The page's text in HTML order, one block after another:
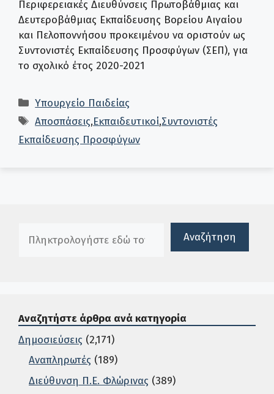
Περιφερειακές Διευθύνσεις Πρωτοβάθμιας και
Δευτεροβάθμιας Εκπαίδευσης Βορείου Αιγαίου
και Πελοποννήσου προκειμένου να οριστούν ως
Συντονιστές Εκπαίδευσης Προσφύγων (ΣΕΠ), για
το σχολικό έτος 2020-2021
Κατηγορίες
Υπουργείο Παιδείας
Ετικέτες
Αποσπάσεις,Εκπαιδευτικοί,Συντονιστές
Εκπαίδευσης Προσφύγων
Αναζήτηση
Αναζητήστε άρθρα ανά κατηγορία
Δημοσιεύσεις (2,171)
Αναπληρωτές (189)
Διεύθυνση Π.Ε. Φλώρινας (389)